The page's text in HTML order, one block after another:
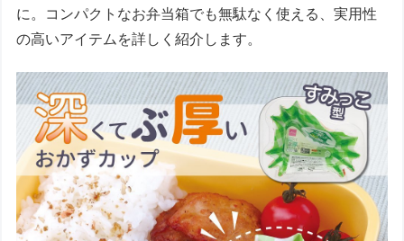
に。コンパクトなお弁当箱でも無駄なく使える、実用性
の高いアイテムを詳しく紹介します。